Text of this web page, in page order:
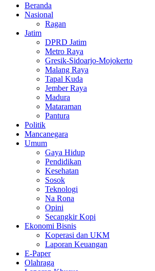
Beranda
Nasional
Ragan
Jatim
DPRD Jatim
Metro Raya
Gresik-Sidoarjo-Mojokerto
Malang Raya
Tapal Kuda
Jember Raya
Madura
Mataraman
Pantura
Politik
Mancanegara
Umum
Gaya Hidup
Pendidikan
Kesehatan
Sosok
Teknologi
Na Rona
Opini
Secangkir Kopi
Ekonomi Bisnis
Koperasi dan UKM
Laporan Keuangan
E-Paper
Olahraga